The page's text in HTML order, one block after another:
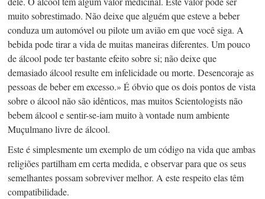
muito sobrestimado. Não deixe que alguém que esteve a beber
conduza um automóvel ou pilote um avião em que você siga. A
bebida pode tirar a vida de muitas maneiras diferentes. Um pouco
de álcool pode ter bastante efeito sobre si; não deixe que
demasiado álcool resulte em infelicidade ou morte. Desencoraje as
pessoas de beber em excesso.» É óbvio que os dois pontos de vista
sobre o álcool não são idênticos, mas muitos Scientologists não
bebem álcool esentir-se-iammuito à vontade num ambiente
Muçulmano livre de álcool.
Este é simplesmente um exemplo de um código na vida que ambas
religiões partilham em certa medida, e observar para que os seus
semelhantes possam sobreviver melhor. A este respeito elas têm
compatibilidade.